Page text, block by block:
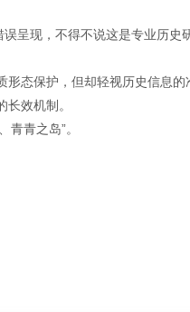
呈现，不得不说这是专业历史
形态保护，但却轻视历史信息的
效机制。
青之岛”。